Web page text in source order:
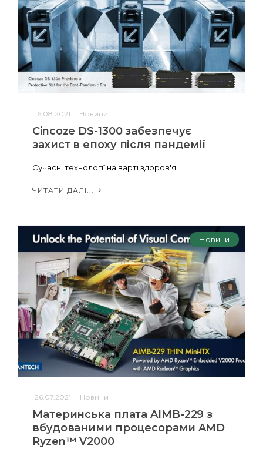
16.08.2021 Новини
Cincoze DS-1300 забезпечує
захист в епоху після пандемії
Сучасні технології на варті здоров'я
ЧИТАТИ ДАЛІ...
Новини
26.07.2021 Новини
Материнська плата AIMB-229 з
вбудованими процесорами AMD
Ryzen™ V2000